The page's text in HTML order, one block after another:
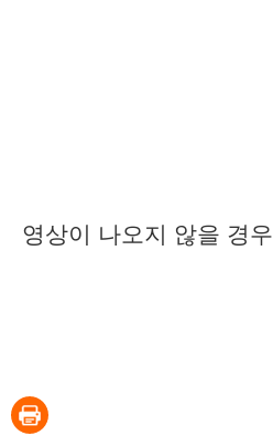
영상이 나오지 않을 경우